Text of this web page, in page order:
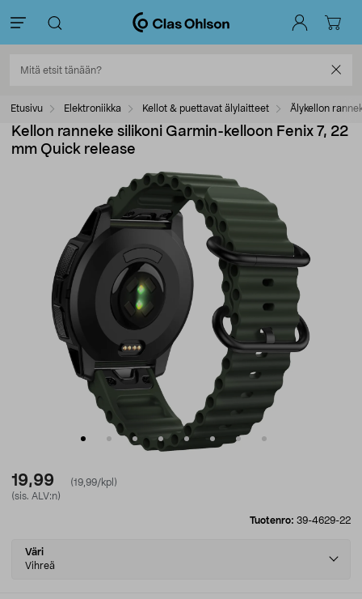
Etusivu Elektroniikka Kellot & puettavat älylaitteet Älykellon
Kellon ranneke silikoni Garmin-kelloon Fenix 7, 22
mm Quick release
19,99
(19,99/kpl)
(sis. ALV:n)
Tuotenro: 39-4629-22
Select
variant
Väri
Vihreä